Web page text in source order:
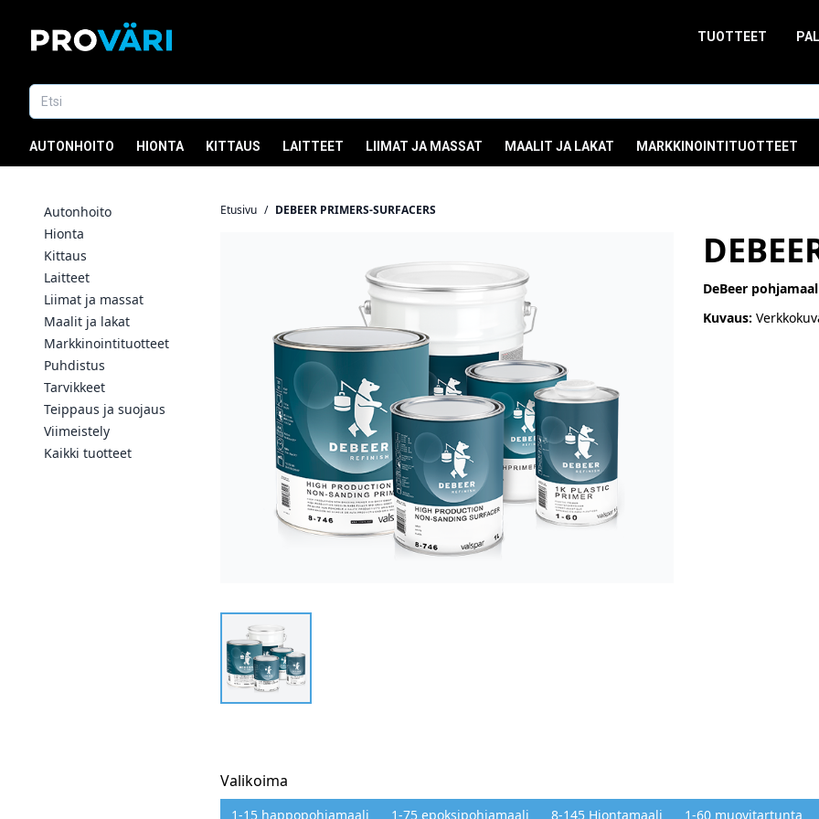
TUOTTEET
AUTONHOITO HIONTA KITTAUS LAITTEET LIIMAT JA MASSAT MAALIT JA LAKAT MARKKINOINTITUOTTEET
Autonhoito
Hionta
Kittaus
Laitteet
Liimat ja massat
Maalit ja lakat
Markkinointituotteet
Puhdistus
Tarvikkeet
Teippaus ja suojaus
Viimeistely
Kaikki tuotteet
Etusivu / DEBEER PRIMERS-SURFACERS
DeBeer
Kuvaus:
Valikoima
1-15 happopohjamaali 1-75 epoksipohjamaali 8-145 Hiontamaali 1-60 muovitartunta